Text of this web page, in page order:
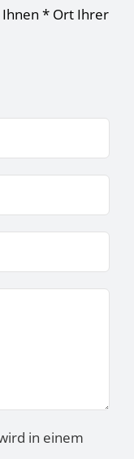
* Ort Ihrer
in einem